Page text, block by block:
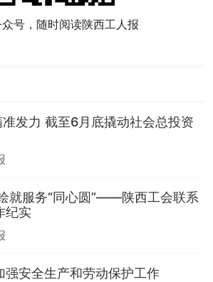
号，随时阅读陕西工人报
准发力 截至6月底撬动社会总投资
就服务“同心圆”——陕西工会联系
纪实
强安全生产和劳动保护工作